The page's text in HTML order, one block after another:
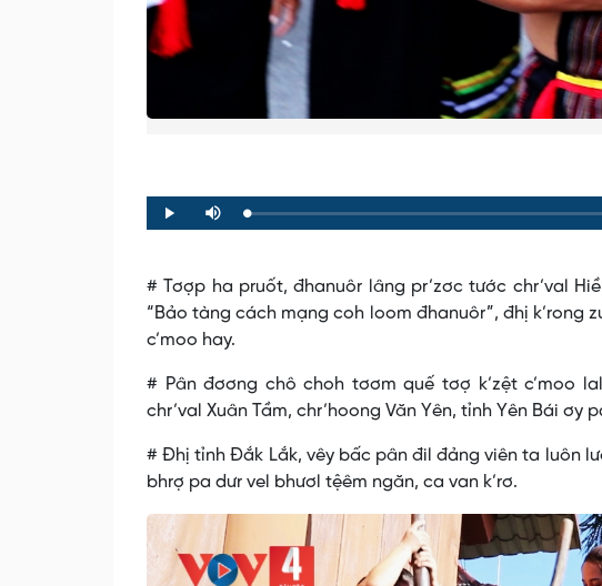
Play Mute Loaded:
0%
Progress:
0%
# Tơợp ha pruốt, đhanuôr lâng pr’zơc tước chr’val
“Bảo tàng cách mạng coh loom đhanuôr”, đhị k’rong
c’moo hay.
# Pân đơơng chô choh tơơm quế tơợ k’zệt c’moo
chr’val Xuân Tầm, chr’hoong Văn Yên, tỉnh Yên Bái
# Đhị tỉnh Đắk Lắk, vêy bấc pân đil đảng viên ta luôn
bhrợ pa dưr vel bhươl tệêm ngăn, ca van k’rơ.